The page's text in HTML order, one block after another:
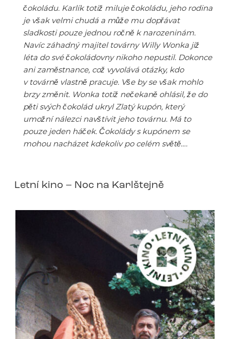
čokoládu. Karlík totiž miluje čokoládu, jeho rodina
je však velmi chudá a může mu dopřávat
sladkosti pouze jednou ročně k narozeninám.
Navíc záhadný majitel továrny Willy Wonka již
léta do své čokoládovny nikoho nepustil. Dokonce
ani zaměstnance, což vyvolává otázky, kdo
v továrně vlastně pracuje. Vše by se však mohlo
brzy změnit. Wonka totiž nečekaně ohlásil, že do
pěti svých čokolád ukryl Zlatý kupón, který
umožní nálezci navštívit jeho továrnu. Má to
pouze jeden háček. Čokolády s kupónem se
mohou nacházet kdekoliv po celém světě….
Letní kino – Noc na Karlštejně